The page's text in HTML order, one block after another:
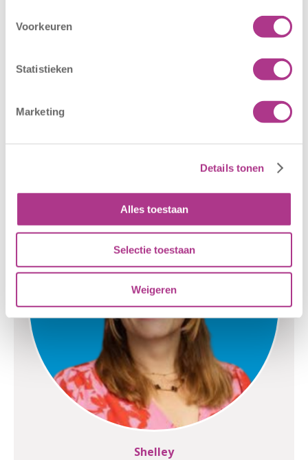
Voorkeuren
Statistieken
Marketing
Details tonen
Alles toestaan
Selectie toestaan
Weigeren
Sliedrechtstraat 62
(010) 481 94 97
Shelley